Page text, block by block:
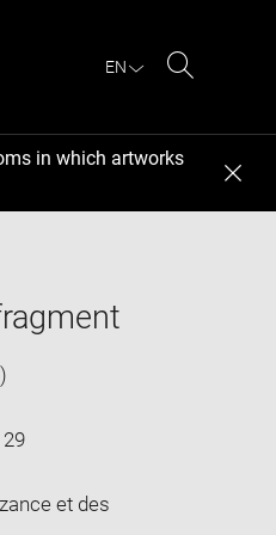
EN
in which artworks
29
et des